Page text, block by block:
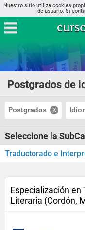
Nuestro sitio utiliza cookies
de usuario. Si
Postgrados de
Postgrados
Seleccione la
Traductorado e
Especialización en
Literaria (Cordón,